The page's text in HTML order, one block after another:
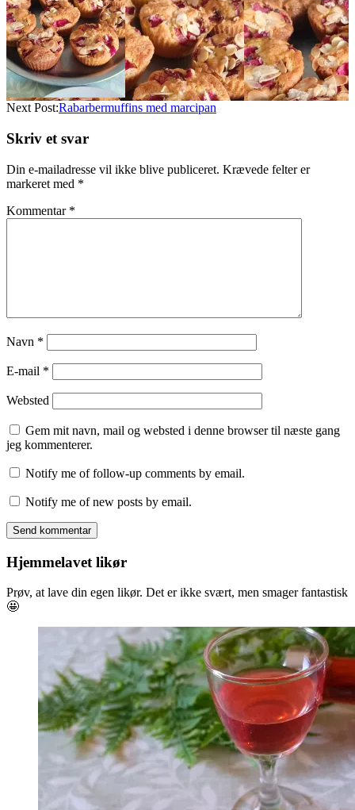
Next Post:Rabarbermuffins med marcipan
Skriv et svar
Din e-mailadresse vil ikke blive publiceret. Krævede felter er
markeret med *
Kommentar *
Navn *
E-mail *
Websted
Gem mit navn, mail og websted i denne browser til næste gang
jeg kommenterer.
Notify me of follow-up comments by email.
Notify me of new posts by email.
Hjemmelavet likør
Prøv, at lave din egen likør. Det er ikke svært, men smager fantastisk
🤩